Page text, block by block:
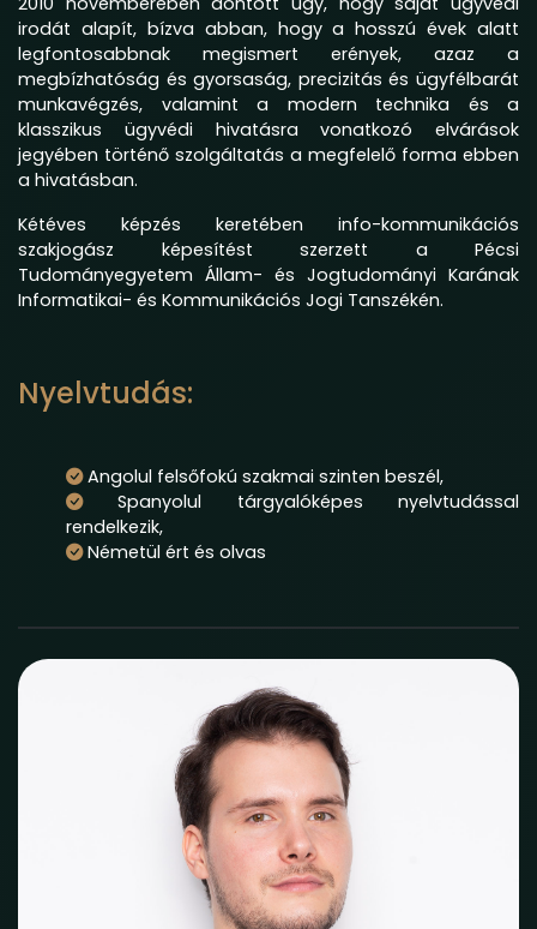
irodát alapít, bízva abban, hogy a hosszú évek alatt
legfontosabbnak megismert erények, azaz a
megbízhatóság és gyorsaság, precizitás és ügyfélbarát
munkavégzés, valamint a modern technika és a
klasszikus ügyvédi hivatásra vonatkozó elvárások
jegyében történő szolgáltatás a megfelelő forma ebben
a hivatásban.
Kétéves képzés keretében info-kommunikációs
szakjogász képesítést szerzett a Pécsi
Tudományegyetem Állam- és Jogtudományi Karának
Informatikai- és Kommunikációs Jogi Tanszékén.
Nyelvtudás:
Angolul felsőfokú szakmai szinten beszél,
Spanyolul tárgyalóképes nyelvtudással
rendelkezik,
Németül ért és olvas